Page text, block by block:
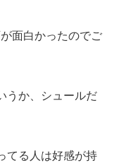
面白かったのでご
うか、シュールだ
てる人は好感が持